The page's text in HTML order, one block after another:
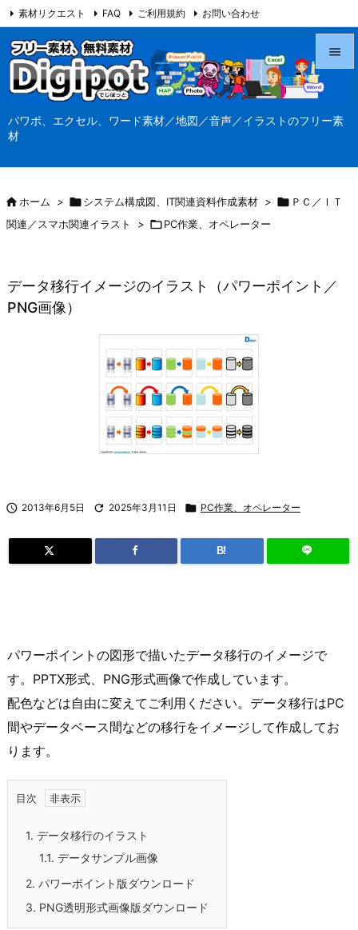
パワポ、エクセル、ワード素材／地図／音声／イラストのフリー素
材




素材リクエスト FAQ ご利用規約 お問い合わせ
当サイト（Digipot.net）について
ホーム > システム構成図、IT関連資料作成素材 >  ＰＣ／ＩＴ
関連／スマホ関連イラスト
> PC作業、オペレーター
データ移行イメージのイラスト（パワーポイント／
PNG画像）
 2013年6月5日  2025年3月11日  PC作業、オペレーター
B!
パワーポイントの図形で描いたデータ移行のイメージで
す。PPTX形式、PNG形式画像で作成しています。
配色などは自由に変えてご利用ください。データ移行はPC
間やデータベース間などの移行をイメージして作成してお
ります。
目次
1. データ移行のイラスト
1.1. データサンプル画像
2. パワーポイント版ダウンロード
3. PNG透明形式画像版ダウンロード